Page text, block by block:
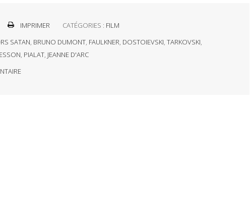
IMPRIMER CATÉGORIES : FILM
SATAN, BRUNO DUMONT, FAULKNER, DOSTOIEVSKI, TARKOVSKI,
, PIALAT, JEANNE D'ARC